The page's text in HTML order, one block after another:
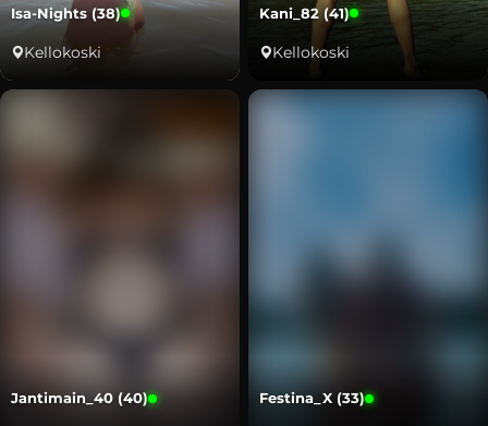
Isa-Nights (38)
Kellokoski
Kani_82 (41)
Kellokoski
Jantimain_40 (40) Festina_X (33)